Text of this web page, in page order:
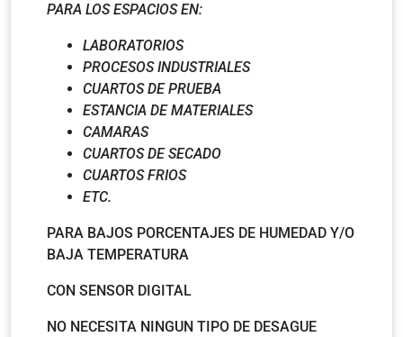
PARA LOS ESPACIOS EN:
LABORATORIOS
PROCESOS INDUSTRIALES
CUARTOS DE PRUEBA
ESTANCIA DE MATERIALES
CAMARAS
CUARTOS DE SECADO
CUARTOS FRIOS
ETC.
PARA BAJOS PORCENTAJES DE HUMEDAD Y/O
BAJA TEMPERATURA
CON SENSOR DIGITAL
NO NECESITA NINGUN TIPO DE DESAGUE